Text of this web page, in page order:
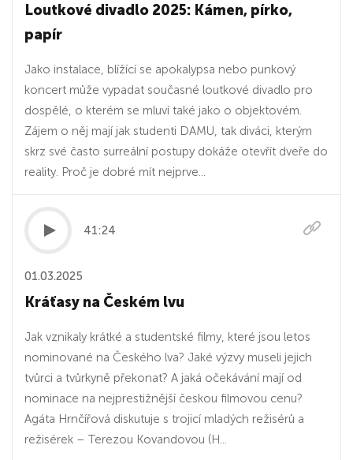
Loutkové divadlo 2025: Kámen, pírko,
papír
Jako instalace, blížící se apokalypsa nebo punkový
koncert může vypadat současné loutkové divadlo pro
dospělé, o kterém se mluví také jako o objektovém.
Zájem o něj mají jak studenti DAMU, tak diváci, kterým
skrz své často surreální postupy dokáže otevřít dveře do
reality. Proč je dobré mít nejprve...
41:24
01.03.2025
Kráťasy na Českém lvu
Jak vznikaly krátké a studentské filmy, které jsou letos
nominované na Českého lva? Jaké výzvy museli jejich
tvůrci a tvůrkyně překonat? A jaká očekávání mají od
nominace na nejprestižnější českou filmovou cenu?
Agáta Hrnčířová diskutuje s trojicí mladých režisérů a
režisérek – Terezou Kovandovou (H...